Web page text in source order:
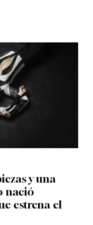
y una
nació
estrena el